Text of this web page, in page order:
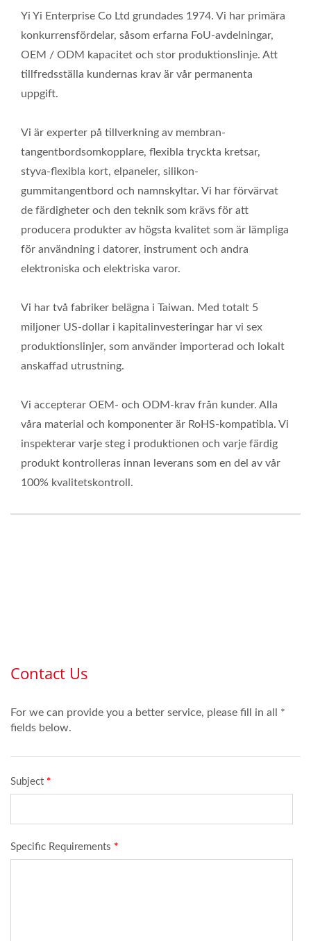
Yi Yi Enterprise Co Ltd grundades 1974. Vi har primära
konkurrensfördelar, såsom erfarna FoU-avdelningar,
OEM / ODM kapacitet och stor produktionslinje. Att
tillfredsställa kundernas krav är vår permanenta
uppgift.
Vi är experter på tillverkning av membran-
tangentbordsomkopplare, flexibla tryckta kretsar,
styva-flexibla kort, elpaneler, silikon-
gummitangentbord och namnskyltar. Vi har förvärvat
de färdigheter och den teknik som krävs för att
producera produkter av högsta kvalitet som är lämpliga
för användning i datorer, instrument och andra
elektroniska och elektriska varor.
Vi har två fabriker belägna i Taiwan. Med totalt 5
miljoner US-dollar i kapitalinvesteringar har vi sex
produktionslinjer, som använder importerad och lokalt
anskaffad utrustning.
Vi accepterar OEM- och ODM-krav från kunder. Alla
våra material och komponenter är RoHS-kompatibla. Vi
inspekterar varje steg i produktionen och varje färdig
produkt kontrolleras innan leverans som en del av vår
100% kvalitetskontroll.